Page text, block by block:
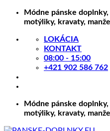
Skip
Módne pánske
motýliky, kravaty,
LOKÁCIA
KONTAKT
08:00 - 15:00
+421 902 586 762
Módne pánske
motýliky, kravaty,